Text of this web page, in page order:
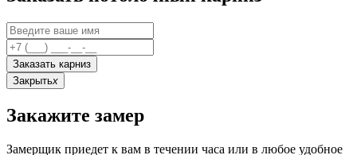
Заказать карниз
Закрытьx
Закажите замер
Замерщик приедет к вам в течении часа или в любое удобное